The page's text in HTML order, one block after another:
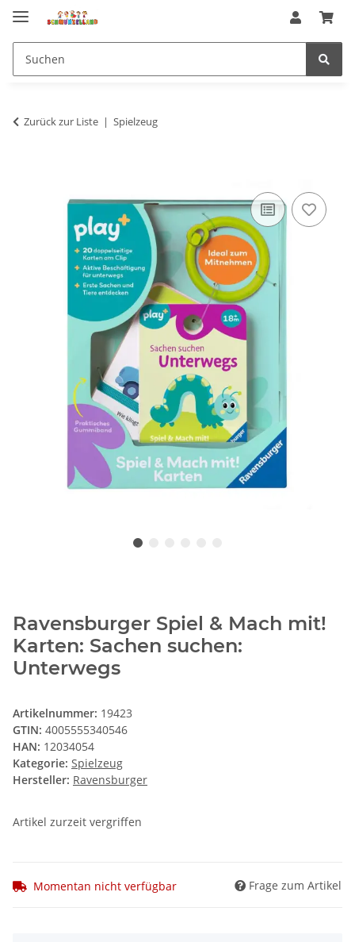
Zurück zur Liste Spielzeug
Ravensburger Spiel & Mach mit!
Karten: Sachen suchen:
Unterwegs
Artikelnummer: 19423
GTIN: 4005555340546
HAN: 12034054
Kategorie: Spielzeug
Hersteller: Ravensburger
Artikel zurzeit vergriffen
Momentan nicht verfügbar Frage zum Artikel